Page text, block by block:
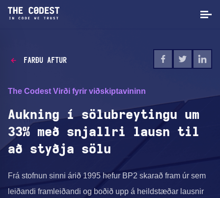
FARÐU AFTUR
The Codest Virði fyrir viðskiptavininn
Aukning í sölubreytingu um
33% með snjallri lausn til
að styðja sölu
Frá stofnun sinni árið 1995 hefur BP2 skarað fram úr sem
leiðandi framleiðandi og boðið upp á heildstæðar lausnir